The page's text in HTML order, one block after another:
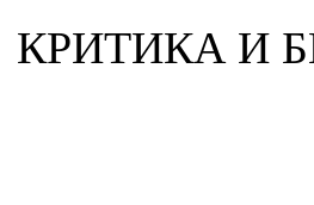
КРИТИКА И